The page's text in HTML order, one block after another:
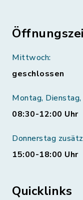
Mittwoch:
geschlossen
Montag,
08:30-12:00 Uhr
Donnerstag
15:00-18:00 Uhr
Quicklinks